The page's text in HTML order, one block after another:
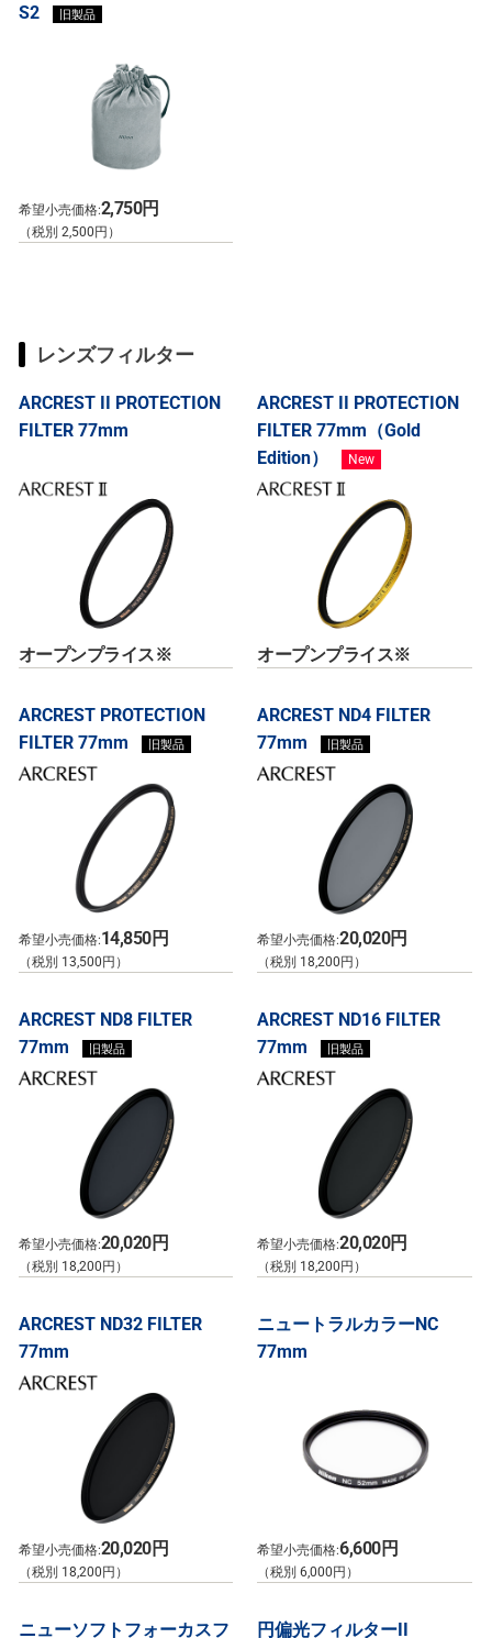
S2
旧製品
希望小売価格:2,750円
（税別 2,500円）
レンズフィルター
ARCREST II PROTECTION
FILTER 77mm
オープンプライス※
ARCREST II PROTECTION
FILTER 77mm（Gold
Edition）
New
オープンプライス※
ARCREST PROTECTION
FILTER 77mm
旧製品
希望小売価格:14,850円
（税別 13,500円）
ARCREST ND4 FILTER
77mm
旧製品
希望小売価格:20,020円
（税別 18,200円）
ARCREST ND8 FILTER
77mm
旧製品
希望小売価格:20,020円
（税別 18,200円）
ARCREST ND16 FILTER
77mm
旧製品
希望小売価格:20,020円
（税別 18,200円）
ARCREST ND32 FILTER
77mm
希望小売価格:20,020円
（税別 18,200円）
ニュートラルカラーNC
77mm
希望小売価格:6,600円
（税別 6,000円）
ニューソフトフォーカスフ 円偏光フィルターII